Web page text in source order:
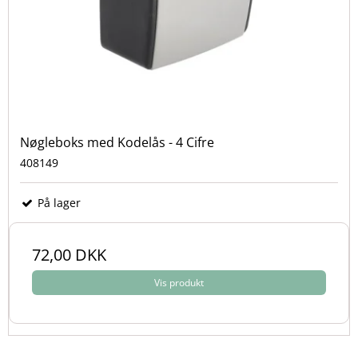
Nøgleboks med Kodelås - 4 Cifre
408149
På lager
72,00 DKK
Vis produkt